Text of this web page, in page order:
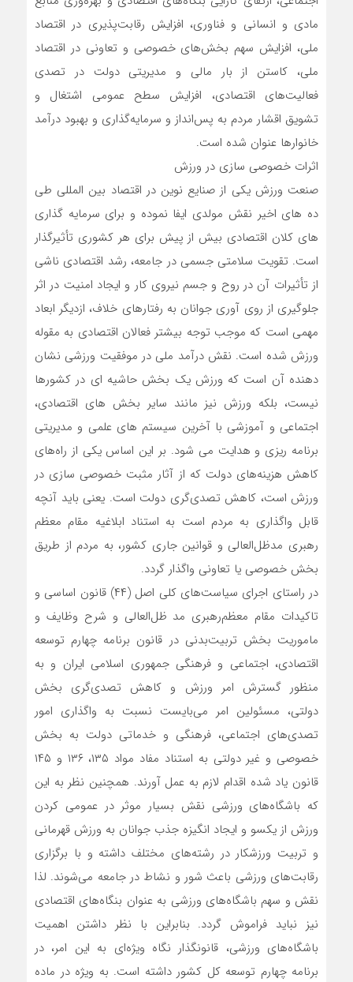
مادی و انسانی و فناوری، افزایش رقابت‌پذیری در اقتصاد
ملی، افزایش سهم بخش‌های خصوصی و تعاونی در اقتصاد
ملی، کاستن از بار مالی و مدیریتی دولت در تصدی
فعالیت‌های اقتصادی، افزایش سطح عمومی اشتغال و
تشویق اقشار مردم به پس‌انداز و سرمایه‌گذاری و بهبود درآمد
خانوارها عنوان شده است.
اثرات خصوصی سازی در ورزش
صنعت ورزش یکی از صنایع نوین در اقتصاد بین المللی طی
ده های اخیر نقش مولدی ایفا نموده و برای سرمایه گذاری
های کلان اقتصادی بیش از پیش برای هر کشوری تأثیرگذار
است. تقویت سلامتی جسمی در جامعه، رشد اقتصادی ناشی
از تأثیرات آن در روح و جسم نیروی کار و ایجاد امنیت در اثر
جلوگیری از روی آوری جوانان به رفتارهای خلاف، ازدیگر ابعاد
مهمی است که موجب توجه بیشتر فعالان اقتصادی به مقوله
ورزش شده است. نقش درآمد ملی در موفقیت ورزشی نشان
دهنده آن است که ورزش یک بخش حاشیه ای در کشورها
نیست، بلکه ورزش نیز مانند سایر بخش های اقتصادی،
اجتماعی و آموزشی با آخرین سیستم های علمی و مدیریتی
برنامه ریزی و هدایت می شود. بر این اساس یکی از راه‌های
کاهش هزینه‌های دولت که از آثار مثبت خصوصی سازی در
ورزش است، کاهش تصدی‌گری دولت است. یعنی باید آنچه
قابل واگذاری به مردم است به استناد ابلاغیه مقام معظم
رهبری مدظل‌العالی و قوانین جاری کشور، به مردم از طریق
بخش خصوصی یا تعاونی واگذار گردد.
در راستای اجرای سیاست‌های کلی اصل (۴۴) قانون اساسی و
تاکیدات مقام معظم‌رهبری مد ظل‌العالی و شرح وظایف و
ماموریت بخش تربیت‌بدنی در قانون برنامه چهارم توسعه
اقتصادی، اجتماعی و فرهنگی جمهوری اسلامی ایران و به
منظور گسترش امر ورزش و کاهش تصدی‌گری بخش
دولتی، مسئولین امر می‌بایست نسبت به واگذاری امور
تصدی‌های اجتماعی، فرهنگی و خدماتی دولت به بخش
خصوصی و غیر دولتی به استناد مفاد مواد ۱۳۵، ۱۳۶ و ۱۴۵
قانون یاد شده اقدام لازم به عمل آورند. همچنین نظر به این
که باشگاه‌های ورزشی نقش بسیار موثر در عمومی کردن
ورزش از یکسو و ایجاد انگیزه جذب جوانان به ورزش قهرمانی
و تربیت ورزشکار در رشته‌های مختلف داشته و با برگزاری
رقابت‌های ورزشی باعث شور و نشاط در جامعه می‌شوند. لذا
نقش و سهم باشگاه‌های ورزشی به عنوان بنگاه‌های اقتصادی
نیز نباید فراموش گردد. بنابراین با نظر داشتن اهمیت
باشگاه‌های ورزشی، قانونگذار نگاه ویژه‌ای به این امر، در
برنامه چهارم توسعه کل کشور داشته است. به ویژه در ماده